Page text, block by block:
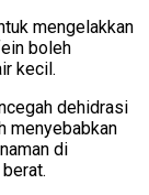
mengelakkan
boleh
kecil.
dehidrasi
menyebabkan
di